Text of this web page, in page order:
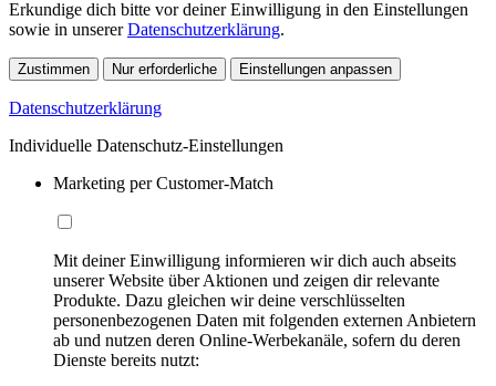
Erkundige dich bitte vor deiner Einwilligung in den Einstellungen
sowie in unsererDatenschutzerklärung.
Zustimmen Nur erforderliche Einstellungen anpassen
Datenschutzerklärung
Individuelle Datenschutz-Einstellungen
Marketing per Customer-Match
Mit deiner Einwilligung informieren wir dich auch abseits
unserer Website über Aktionen und zeigen dir relevante
Produkte. Dazu gleichen wir deine verschlüsselten
personenbezogenen Daten mit folgenden externen Anbietern
ab und nutzen deren Online-Werbekanäle, sofern du deren
Dienste bereits nutzt: